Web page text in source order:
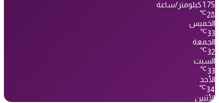
1.75 كيلومتر/ساعة
28
℃
الخميس
33
℃
الجمعة
32
℃
السبت
33
℃
الأحد
34
℃
الأثنين